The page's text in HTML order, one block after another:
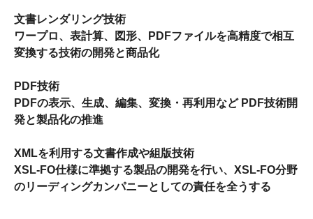
文書レンダリング技術
ワープロ、表計算、図形、PDFファイルを高精度で相互
変換する技術の開発と商品化
PDF技術
PDFの表示、生成、編集、変換・再利用など PDF技術開
発と製品化の推進
XMLを利用する文書作成や組版技術
XSL-FO仕様に準拠する製品の開発を行い、XSL-FO分野
のリーディングカンパニーとしての責任を全うする